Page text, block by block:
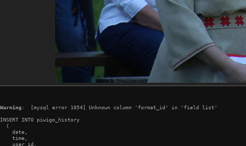
Warning:  [mysql error 1054] Unknown column 'format_id' in 'field list'
INSERT INTO piwigo_history
  (
    date,
    time,
    user_id,